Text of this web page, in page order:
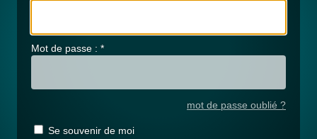
Mot de passe : *
mot de passe oublié ?
Se souvenir de moi